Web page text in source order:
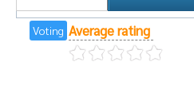
Voting Average rating